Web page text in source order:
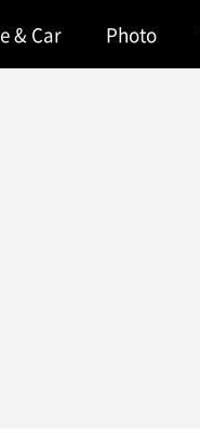
& Car Photo